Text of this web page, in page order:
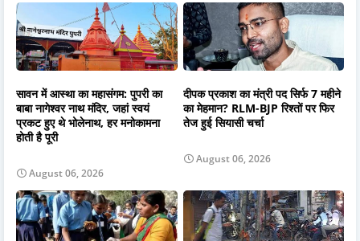
सावन में आस्था का महासंगम: पुपरी का
बाबा नागेश्वर नाथ मंदिर, जहां स्वयं
प्रकट हुए थे भोलेनाथ, हर मनोकामना
होती है पूरी
August 06, 2026
दीपक प्रकाश का मंत्री पद सिर्फ 7 महीने
का मेहमान? RLM-BJP रिश्तों पर फिर
तेज हुई सियासी चर्चा
August 06, 2026